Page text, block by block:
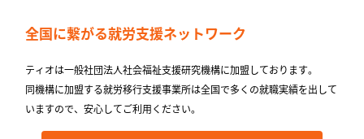
全国に繋がる就労支援ネットワーク
ティオは一般社団法人社会福祉支援研究機構に加盟しております。
同機構に加盟する就労移⾏⽀援事業所は全国で多くの就職実績を出して
いますので、安⼼してご利⽤ください。